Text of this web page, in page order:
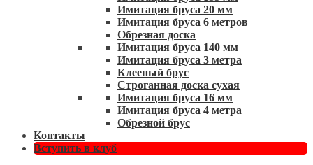
Имитация бруса 20 мм
Имитация бруса 6 метров
Обрезная доска
Имитация бруса 140 мм
Имитация бруса 3 метра
Клееный брус
Строганная доска сухая
Имитация бруса 16 мм
Имитация бруса 4 метра
Обрезной брус
Контакты
Вступить в клуб